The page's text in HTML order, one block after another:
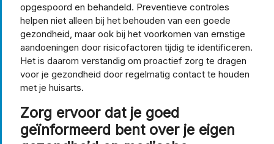
opgespoord en behandeld. Preventieve controles
helpen niet alleen bij het behouden van een goede
gezondheid, maar ook bij het voorkomen van ernstige
aandoeningen door risicofactoren tijdig te identificeren.
Het is daarom verstandig om proactief zorg te dragen
voor je gezondheid door regelmatig contact te houden
met je huisarts.
Zorg ervoor dat je goed
geïnformeerd bent over je eigen